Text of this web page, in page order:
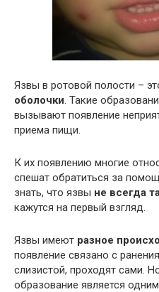
Язвы в ротовой полости –
оболочки. Такие
вызывают появление
приема пищи.
К их появлению многие
спешат обратиться за
знать, что язвы не всегда
кажутся на первый взгляд.
Язвы имеют разное
появление связано с
слизистой, проходят сами.
образование является